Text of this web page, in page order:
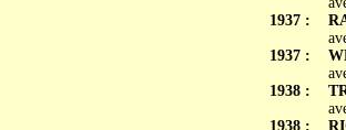
1937 :
1937 :
1938 :
1938 :